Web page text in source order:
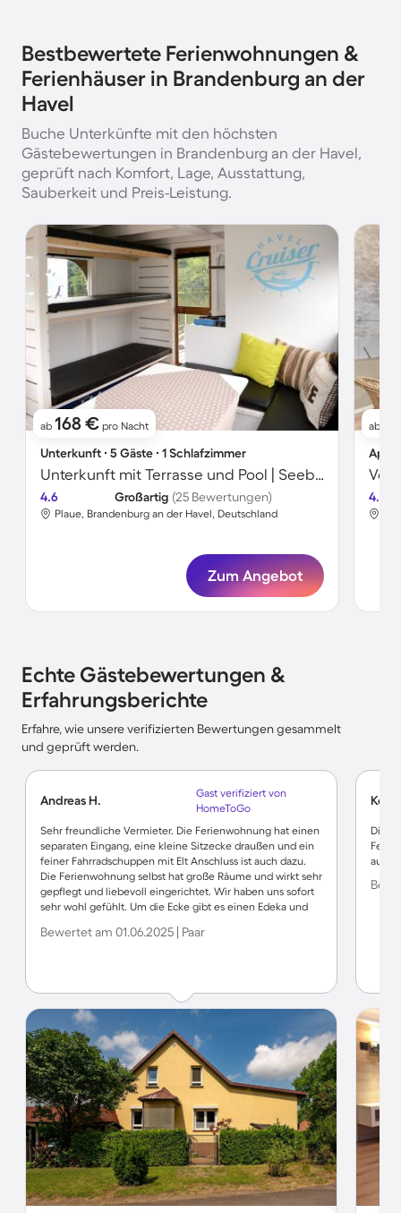
Bestbewertete Ferienwohnungen &
Ferienhäuser in Brandenburg an der
Havel
Buche Unterkünfte mit den höchsten
Gästebewertungen in Brandenburg an der Havel,
geprüft nach Komfort, Lage, Ausstattung,
Sauberkeit und Preis-Leistung.
ab 168 € pro Nacht
Unterkunft ∙ 5 Gäste ∙ 1 Schlafzimmer
Unterkunft mit Terrasse und Pool | Seeblick
4.6 Großartig (25 Bewertungen)
Plaue, Brandenburg an der Havel, Deutschland
Zum Angebot
ab
4.6
Echte Gästebewertungen &
Erfahrungsberichte
Erfahre, wie unsere verifizierten Bewertungen gesammelt
und geprüft werden.
Andreas H.
Gast verifiziert von
HomeToGo
Sehr freundliche Vermieter. Die Ferienwohnung hat einen
separaten Eingang, eine kleine Sitzecke draußen und ein
feiner Fahrradschuppen mit Elt Anschluss ist auch dazu.
Die Ferienwohnung selbst hat große Räume und wirkt sehr
gepflegt und liebevoll eingerichtet. Wir haben uns sofort
sehr wohl gefühlt. Um die Ecke gibt es einen Edeka und
und den kurzen Weg ist man gleich am Silokanal. Dort
meine Frau krank wurde, daraufhin gab es von den
Vermietern eine schöne Überraschung. Vielen Dank
nochmal dafür. Wir kommen auf jeden Fall wieder.
Bewertet am 01.06.2025 | Paar
Die